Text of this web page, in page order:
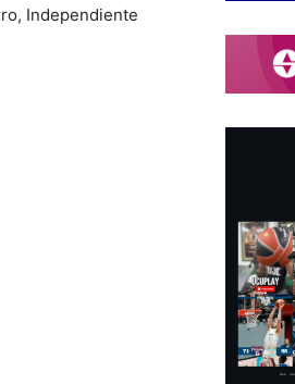
Independiente